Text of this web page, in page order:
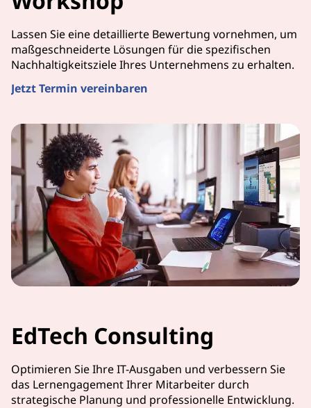
Lassen Sie eine detaillierte Bewertung vornehmen, um
maßgeschneiderte Lösungen für die spezifischen
Nachhaltigkeitsziele Ihres Unternehmens zu erhalten.
Jetzt Termin vereinbaren
EdTech Consulting
Optimieren Sie Ihre IT-Ausgaben und verbessern Sie
das Lernengagement Ihrer Mitarbeiter durch
strategische Planung und professionelle Entwicklung.